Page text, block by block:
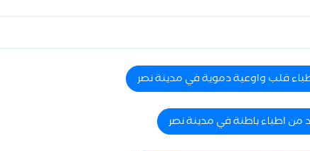
قلب واوعية دموية في مدينة نصر
من اطباء باطنة في مدينة نصر